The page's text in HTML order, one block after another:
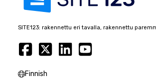
SITE123: rakennettu eri tavalla, rakennettu
Finnish